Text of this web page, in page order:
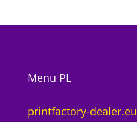
Menu PL
printfactory-dealer.eu